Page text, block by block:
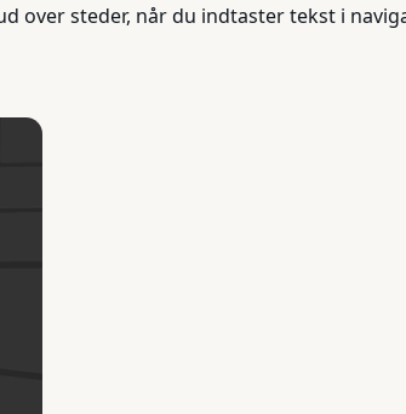
over steder, når du indtaster tekst i